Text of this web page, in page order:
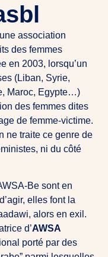
association
des femmes
en 2003, lorsqu’un
(Liban, Syrie,
Maroc, Egypte…)
des femmes dites
de femme-victime.
ne traite ce genre de
ni du côté
Be sont en
elles font la
alors en exil.
d’AWSA
porté par des